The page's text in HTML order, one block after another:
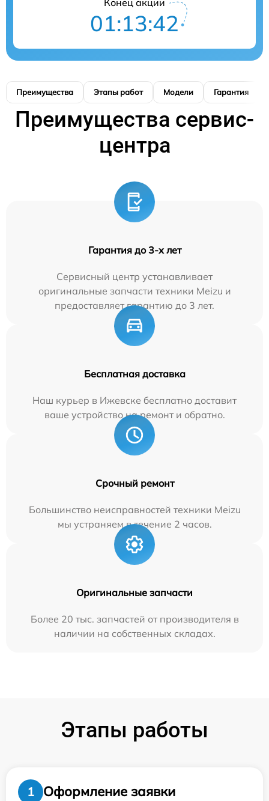
01:13:41
Преимущества Этапы работ Модели Гарантия
Преимущества сервис-
центра
Гарантия до 3-х лет
Сервисный центр устанавливает
оригинальные запчасти техники Meizu и
предоставляет гарантию до 3 лет.
Бесплатная доставка
Наш курьер в Ижевске бесплатно доставит
ваше устройство на ремонт и обратно.
Срочный ремонт
Большинство неисправностей техники Meizu
мы устраняем в течение 2 часов.
Оригинальные запчасти
Более 20 тыс. запчастей от производителя в
наличии на собственных складах.
Этапы работы
1
Оформление заявки